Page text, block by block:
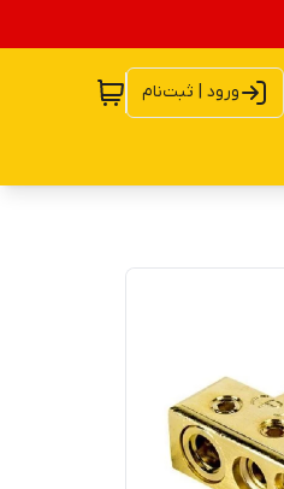
ورود | ثبت‌نام